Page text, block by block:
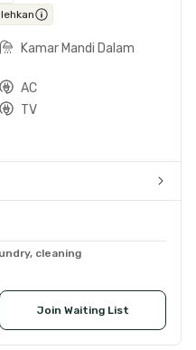
Kamar Mandi Dalam
AC
TV
cleaning
Join Waiting List